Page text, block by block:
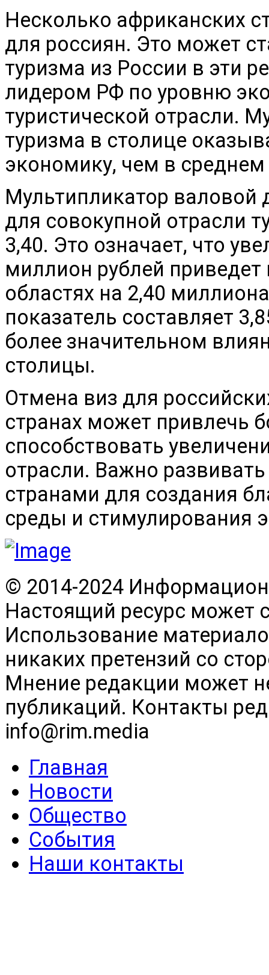
Несколько африканских
для россиян. Это может
туризма из России в эти
лидером РФ по уровню
туристической отрасли.
туризма в столице
экономику, чем в среднем
Мультипликатор
для совокупной отрасли
3,40. Это означает, что
миллион рублей
областях на 2,40
показатель составляет
более значительном
столицы.
Отмена виз для
странах может привлечь
способствовать
отрасли. Важно
странами для создания
среды и стимулирования
© 2014-2024
Настоящий ресурс может
Использование
никаких претензий со
Мнение редакции может
публикаций. Контакты
info@rim.media
Главная
Новости
Общество
События
Наши контакты